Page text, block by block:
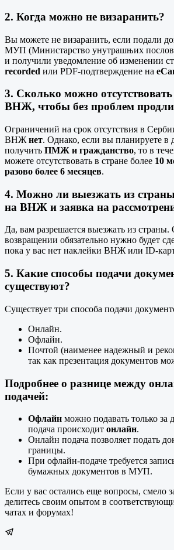
2. Когда можно не визаранить?
Вы можете не визаранить, если подали
МУП (Министарство унутрашњих
и получили уведомление об изменении
recorded или PDF-подтверждение на
3. Сколько можно
ВНЖ, чтобы без проблем
Ограничений на срок отсутствия в
ВНЖ нет. Однако, если вы планируете в
получить ПМЖ и гражданство, то в
можете отсутствовать в стране более 10
разово более 6 месяцев.
4. Можно ли выезжать из
на ВНЖ и заявка на
Да, вам разрешается выезжать из страны.
возвращении обязательно нужно будет
пока у вас нет наклейки ВНЖ или ID-
5. Какие способы подачи
существуют?
Существует три способа подачи
Онлайн.
Офлайн.
Почтой (наименее надежный и
так как презентация документов
Подробнее о разнице между
подачей:
Офлайн можно подавать только за
подача происходит онлайн.
Онлайн подача позволяет подать
границы.
При офлайн-подаче требуется
бумажных документов в МУП.
Если у вас остались еще вопросы, смело
делитесь своим опытом в
чатах и форумах!